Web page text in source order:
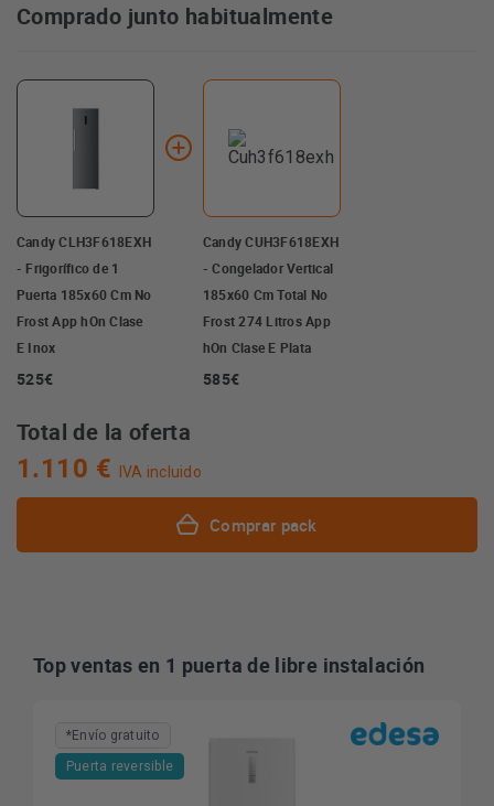
Comprado junto habitualmente
Candy CLH3F618EXH
- Frigorífico de 1
Puerta 185x60 Cm No
Frost App hOn Clase
E Inox
525€
Candy CUH3F618EXH
- Congelador Vertical
185x60 Cm Total No
Frost 274 Litros App
hOn Clase E Plata
585€
Total de la oferta
1.110 € IVA incluido
Comprar pack
Top ventas en 1 puerta de libre instalación
*Envío gratuito
Puerta reversible